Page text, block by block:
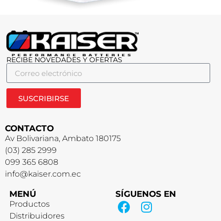
RECIBE NOVEDADES Y OFERTAS
SUSCRIBIRSE
CONTACTO
Av Bolivariana, Ambato 180175
(03) 285 2999
099 365 6808
info@kaiser.com.ec
MENÚ
Productos
Distribuidores
SÍGUENOS EN